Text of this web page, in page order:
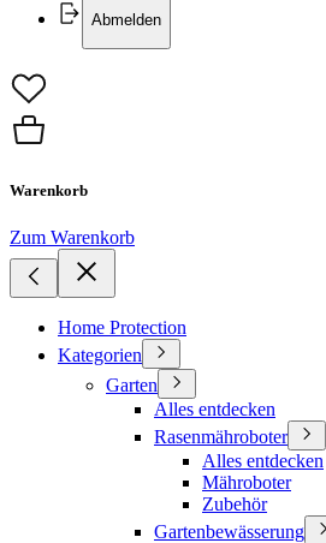
Abmelden
Warenkorb
Zum Warenkorb
Home Protection
Kategorien
Garten
Alles entdecken
Rasenmähroboter
Alles entdecken
Mähroboter
Zubehör
Gartenbewässerung